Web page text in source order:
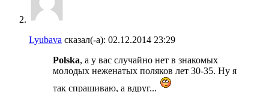
Lyubava сказал(-а): 02.12.2014 23:29
Polska, а у вас случайно нет в знакомых
молодых неженатых поляков лет 30-35. Ну я
так спрашиваю, а вдруг...